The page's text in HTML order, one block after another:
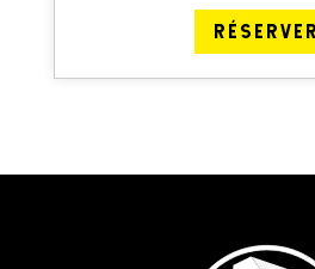
RÉSERVER